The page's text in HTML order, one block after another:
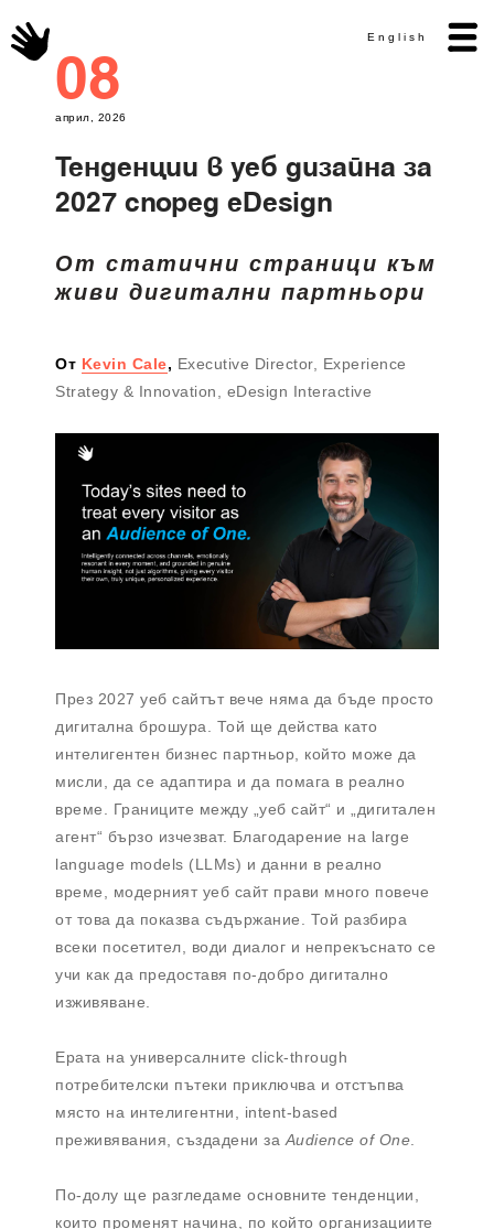
English
08
април, 2026
Тенденции в уеб дизайна за
2027 според eDesign
От статични страници към
живи дигитални партньори
От Kevin Cale, Executive Director, Experience
Strategy & Innovation, eDesign Interactive
През 2027 уеб сайтът вече няма да бъде просто
дигитална брошура. Той ще действа като
интелигентен бизнес партньор, който може да
мисли, да се адаптира и да помага в реално
време. Границите между „уеб сайт“ и „дигитален
агент“ бързо изчезват. Благодарение на large
language models (LLMs) и данни в реално
време, модерният уеб сайт прави много повече
от това да показва съдържание. Той разбира
всеки посетител, води диалог и непрекъснато се
учи как да предоставя по-добро дигитално
изживяване.
Ерата на универсалните click-through
потребителски пътеки приключва и отстъпва
място на интелигентни, intent-based
преживявания, създадени за Audience of One
По-долу ще разгледаме основните тенденции,
които променят начина, по който организациите